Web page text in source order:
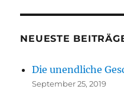
NEUESTE
Die unendliche
September 25, 2019